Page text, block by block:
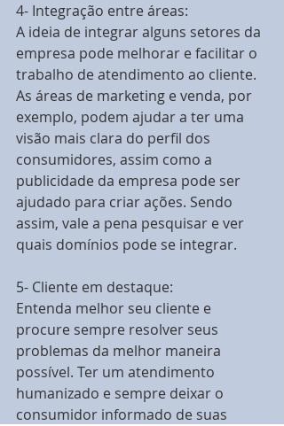
4- Integração entre áreas:
A ideia de integrar alguns setores da
empresa pode melhorar e facilitar o
trabalho de atendimento ao cliente.
As áreas de marketing e venda, por
exemplo, podem ajudar a ter uma
visão mais clara do perfil dos
consumidores, assim como a
publicidade da empresa pode ser
ajudado para criar ações. Sendo
assim, vale a pena pesquisar e ver
quais domínios pode se integrar.
5- Cliente em destaque:
Entenda melhor seu cliente e
procure sempre resolver seus
problemas da melhor maneira
possível. Ter um atendimento
humanizado e sempre deixar o
consumidor informado de suas